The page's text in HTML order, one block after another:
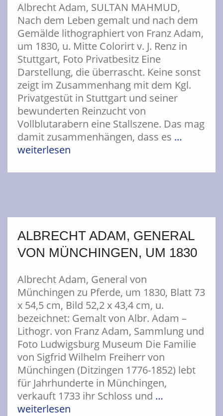
Albrecht Adam, SULTAN MAHMUD,
Nach dem Leben gemalt und nach dem
Gemälde lithographiert von Franz Adam,
um 1830, u. Mitte Colorirt v. J. Renz in
Stuttgart, Foto Privatbesitz Eine
Darstellung, die überrascht. Keine sonst
zeigt im Zusammenhang mit dem Kgl.
Privatgestüt in Stuttgart und seiner
bewunderten Reinzucht von
Vollblutarabern eine Stallszene. Das mag
damit zusammenhängen, dass es …
weiterlesen
ALBRECHT ADAM, GENERAL
VON MÜNCHINGEN, UM 1830
Albrecht Adam, General von
Münchingen zu Pferde, um 1830, Blatt 73
x 54,5 cm, Bild 52,2 x 43,4 cm, u.
bezeichnet: Gemalt von Albr. Adam –
Lithogr. von Franz Adam, Sammlung und
Foto Ludwigsburg Museum Die Familie
von Sigfrid Wilhelm Freiherr von
Münchingen (Ditzingen 1776-1852) lebt
für Jahrhunderte in Münchingen,
verkauft 1733 ihr Schloss und …
weiterlesen